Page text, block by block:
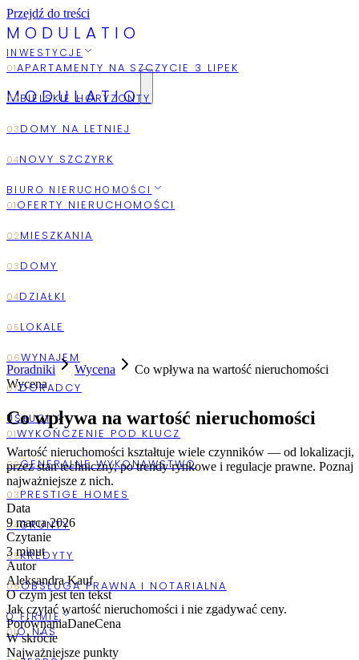
Przejdź do treści
M O D U L A T I O
INWESTYCJE
BIURO NIERUCHOMOŚCI
USŁUGI
O FIRMIE
MODULATIO
AUGUST
2026
Poradniki Wycena
Co wpływa na wartość nieruchomości
Wycena
Co wpływa na wartość nieruchomości
Wartość nieruchomości kształtuje wiele czynników — od lokalizacji,
przez stan techniczny, po trendy rynkowe i regulacje prawne. Poznaj
najważniejsze z nich.
Data
9 marca 2026
Czytanie
3minut
Autor
Aleksandra Kauf
O czym jest ten tekst
Jak czytać wartość nieruchomości i nie zgadywać ceny.
PorównaniaDaneCena
W skrócie
Najważniejsze punkty